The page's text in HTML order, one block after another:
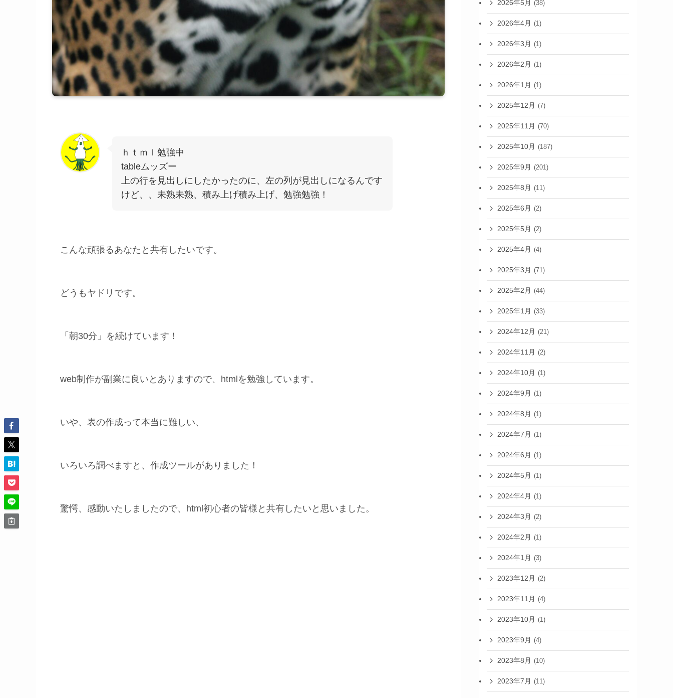
ｈｔｍｌ勉強中
tableムッズー
上の行を見出しにしたかったのに、左の列が見出しになるんです
けど、、未熟未熟、積み上げ積み上げ、勉強勉強！
こんな頑張るあなたと共有したいです。
どうもヤドリです。
「朝30分」を続けています！
web制作が副業に良いとありますので、htmlを勉強しています。
いや、表の作成って本当に難しい、
いろいろ調べますと、作成ツールがありました！
驚愕、感動いたしましたので、html初心者の皆様と共有したいと思いました。
2026年5月 (38)
2026年4月 (1)
2026年3月 (1)
2026年2月 (1)
2026年1月 (1)
2025年12月 (7)
2025年11月 (70)
2025年10月 (187)
2025年9月 (201)
2025年8月 (11)
2025年6月 (2)
2025年5月 (2)
2025年4月 (4)
2025年3月 (71)
2025年2月 (44)
2025年1月 (33)
2024年12月 (21)
2024年11月 (2)
2024年10月 (1)
2024年9月 (1)
2024年8月 (1)
2024年7月 (1)
2024年6月 (1)
2024年5月 (1)
2024年4月 (1)
2024年3月 (2)
2024年2月 (1)
2024年1月 (3)
2023年12月 (2)
2023年11月 (4)
2023年10月 (1)
2023年9月 (4)
2023年8月 (10)
2023年7月 (11)